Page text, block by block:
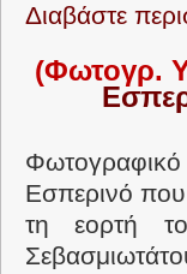
Διαβάστε
(Φωτογρ.
Εσπερινό
τη εορτή